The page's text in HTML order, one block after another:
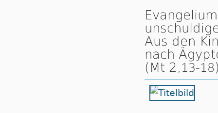
Aus den
nach
(Mt 2,13-18